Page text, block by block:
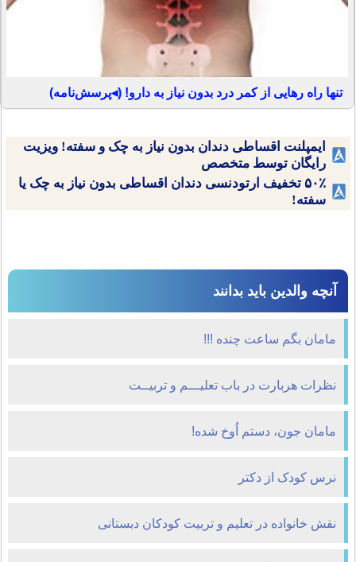
تنها راه رهایی از کمر درد بدون نیاز به دارو! (◂پرسش‌نامه)
ایمپلنت اقساطی دندان بدون نیاز به چک و سفته! ویزیت
رایگان توسط متخصص
۵۰٪ تخفیف ارتودنسی دندان اقساطی بدون نیاز به چک یا
سفته!
آنچه والدین باید بدانند
مامان بگم ساعت چنده !!!
نظرات هربارت در باب تعلیـــم و تربیــت
مامان جون، دستم اُوخ شده!
نرس کودک از دکتر
نقش خانواده در تعلیم و تربیت کودکان دبستانی